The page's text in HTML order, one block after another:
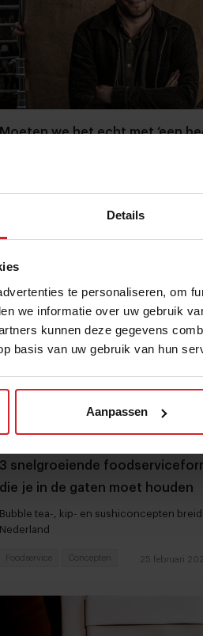
Details
te personaliseren, om
we informatie over uw gebruik
kunnen deze gegevens
basis van uw gebruik van hun
Aanpassen
Moeten we het echt met ‘een
fast casual markt anno 2024
3 snelgroeiende
die je in de gaten moet houden
Bubble tea-, kip- en sushiconcepten
Nederland
25 februari
Foodservice Concepten